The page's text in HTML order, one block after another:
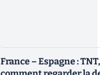
France – Espagne :